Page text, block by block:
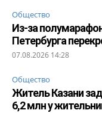
Общество
Из-за
Петербурга
07.08.2026 14:28
Общество
Житель Казани
6,2 млн у